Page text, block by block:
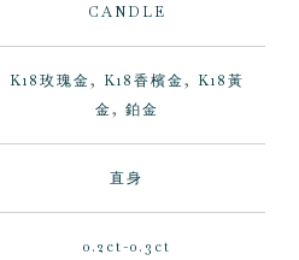
CANDLE
K18玫瑰金, K18香檳金, K18黃
金, 鉑金
直身
0.2ct-0.3ct